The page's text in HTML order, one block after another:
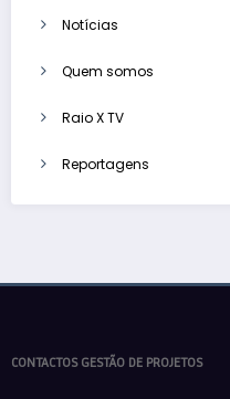
Notícias
Quem somos
Raio X TV
Reportagens
CONTACTOS GESTÃO DE PROJETOS